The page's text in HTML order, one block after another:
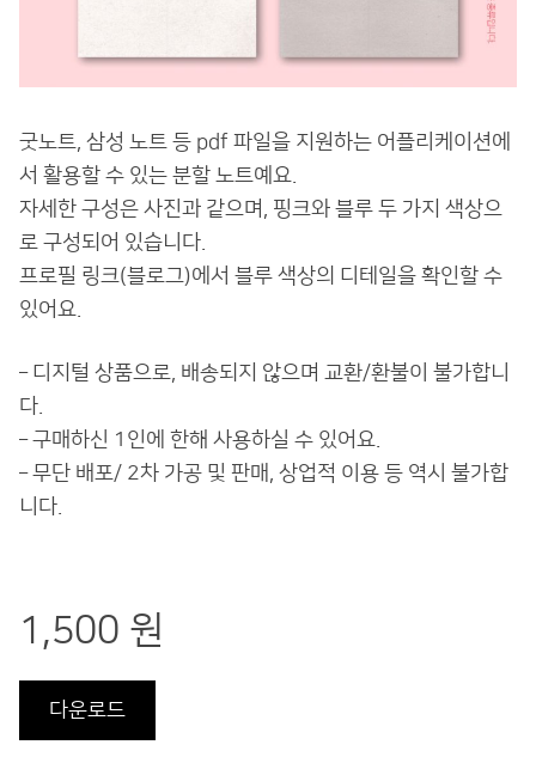
굿노트, 삼성 노트 등 pdf 파일을 지원하는 어플리케이션에
서 활용할 수 있는 분할 노트예요.
자세한 구성은 사진과 같으며, 핑크와 블루 두 가지 색상으
로 구성되어 있습니다.
프로필 링크(블로그)에서 블루 색상의 디테일을 확인할 수
있어요.
– 디지털 상품으로, 배송되지 않으며 교환/환불이 불가합니
다.
– 구매하신 1인에 한해 사용하실 수 있어요.
– 무단 배포/ 2차 가공 및 판매, 상업적 이용 등 역시 불가합
니다.
1,500 원
다운로드